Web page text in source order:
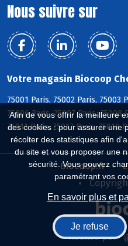
Afin de vous offrir la meilleure
des cookies : pour assurer une
récolter des statistiques afin
du site et vous proposer une
sécurité. Vous pouvez
paramétrant vos
En savoir plus et
Je refuse
Nous suivre sur
Votre magasin Biocoop
75001 Paris, 75002 Paris, 75003
75006 Paris, 75007 Paris, 75008
75011 Paris, 75017 Paris, 75018
Biocoop.fr
Réalisé par